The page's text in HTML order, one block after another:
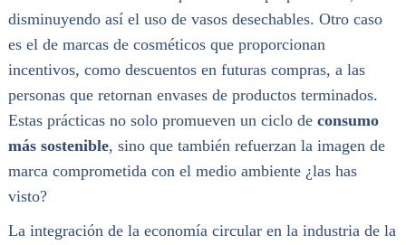
disminuyendo así el uso de vasos desechables. Otro caso
es el de marcas de cosméticos que proporcionan
incentivos, como descuentos en futuras compras, a las
personas que retornan envases de productos terminados.
Estas prácticas no solo promueven un ciclo de consumo
más sostenible, sino que también refuerzan la imagen de
marca comprometida con el medio ambiente ¿las has
visto?
La integración de la economía circular en la industria de la